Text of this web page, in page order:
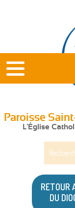
Paroisse
L'Église
RETOUR
DU